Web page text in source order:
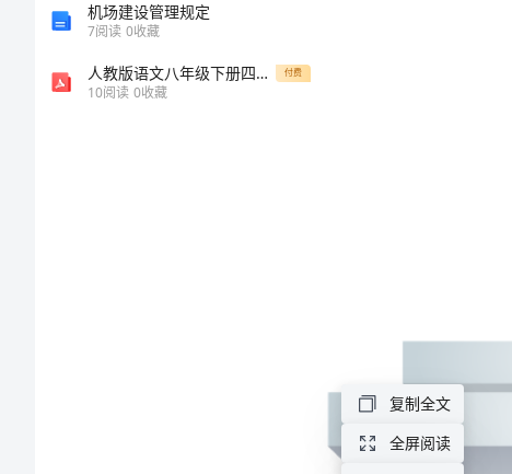
机场建设管理规定
7阅读 0收藏
人教版语文八年级下册四单元《撰写演讲稿》教案 教学设计 付费
10阅读 0收藏
复制全文
全屏阅读